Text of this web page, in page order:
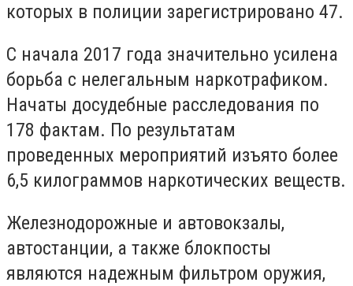
которых в полиции зарегистрировано 47.
С начала 2017 года значительно усилена
борьба с нелегальным наркотрафиком.
Начаты досудебные расследования по
178 фактам. По результатам
проведенных мероприятий изъято более
6,5 килограммов наркотических веществ.
Железнодорожные и автовокзалы,
автостанции, а также блокпосты
являются надежным фильтром оружия,